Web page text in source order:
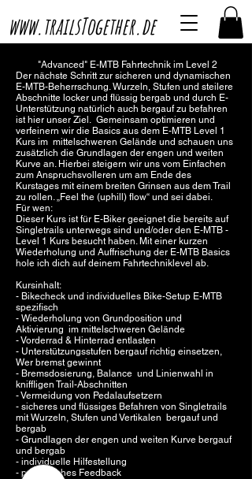
www.trailsTogether.de
"Advanced" E-MTB Fahrtechnik im Level 2
Der nächste Schritt zur sicheren und dynamischen
E-MTB-Beherrschung. Wurzeln, Stufen und steilere
Abschnitte locker und flüssig bergab und durch E-
Unterstützung natürlich auch bergauf zu befahren
ist hier unser Ziel. Gemeinsam optimieren und
verfeinern wir die Basics aus dem E-MTB Level 1
Kurs im mittelschweren Gelände und schauen uns
zusätzlich die Grundlagen der engen und weiten
Kurve an. Hierbei steigern wir uns vom Einfachen
zum Anspruchsvolleren um am Ende des
Kurstages mit einem breiten Grinsen aus dem Trail
zu rollen. „Feel the (uphill) flow“ und sei dabei.
Für wen:
Dieser Kurs ist für E-Biker geeignet die bereits auf
Singletrails unterwegs sind und/oder den E-MTB -
Level 1 Kurs besucht haben. Mit einer kurzen
Wiederholung und Auffrischung der E-MTB Basics
hole ich dich auf deinem Fahrtechniklevel ab.
Kursinhalt:
- Bikecheck und individuelles Bike-Setup E-MTB
spezifisch
- Wiederholung von Grundposition und
Aktivierung im mittelschweren Gelände
- Vorderrad & Hinterrad entlasten
- Unterstützungsstufen bergauf richtig einsetzen,
Wer bremst gewinnt
- Bremsdosierung, Balance und Linienwahl in
kniffligen Trail-Abschnitten
- Vermeidung von Pedalaufsetzern
- sicheres und flüssiges Befahren von Singletrails
mit Wurzeln, Stufen und Vertikalen bergauf und
bergab
- Grundlagen der engen und weiten Kurve bergauf
und bergab
- individuelle Hilfestellung
- persönliches Feedback